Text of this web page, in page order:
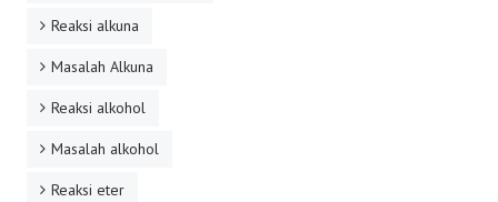
Reaksi alkuna
Masalah Alkuna
Reaksi alkohol
Masalah alkohol
Reaksi eter